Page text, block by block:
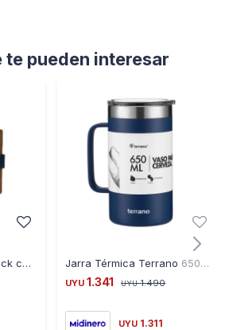
te pueden interesar
Billetera Terrano Nobuck con Presilla - MARRON Jarra Térmica Terrano 650ML - AZUL
UYU 1.341 UYU 1.490
UYU 1.311